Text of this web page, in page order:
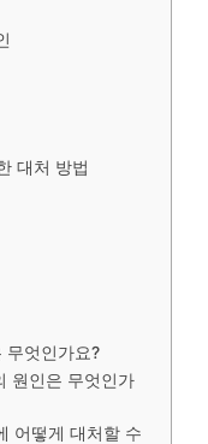
대처 방법
무엇인가요?
원인은 무엇인가
어떻게 대처할 수